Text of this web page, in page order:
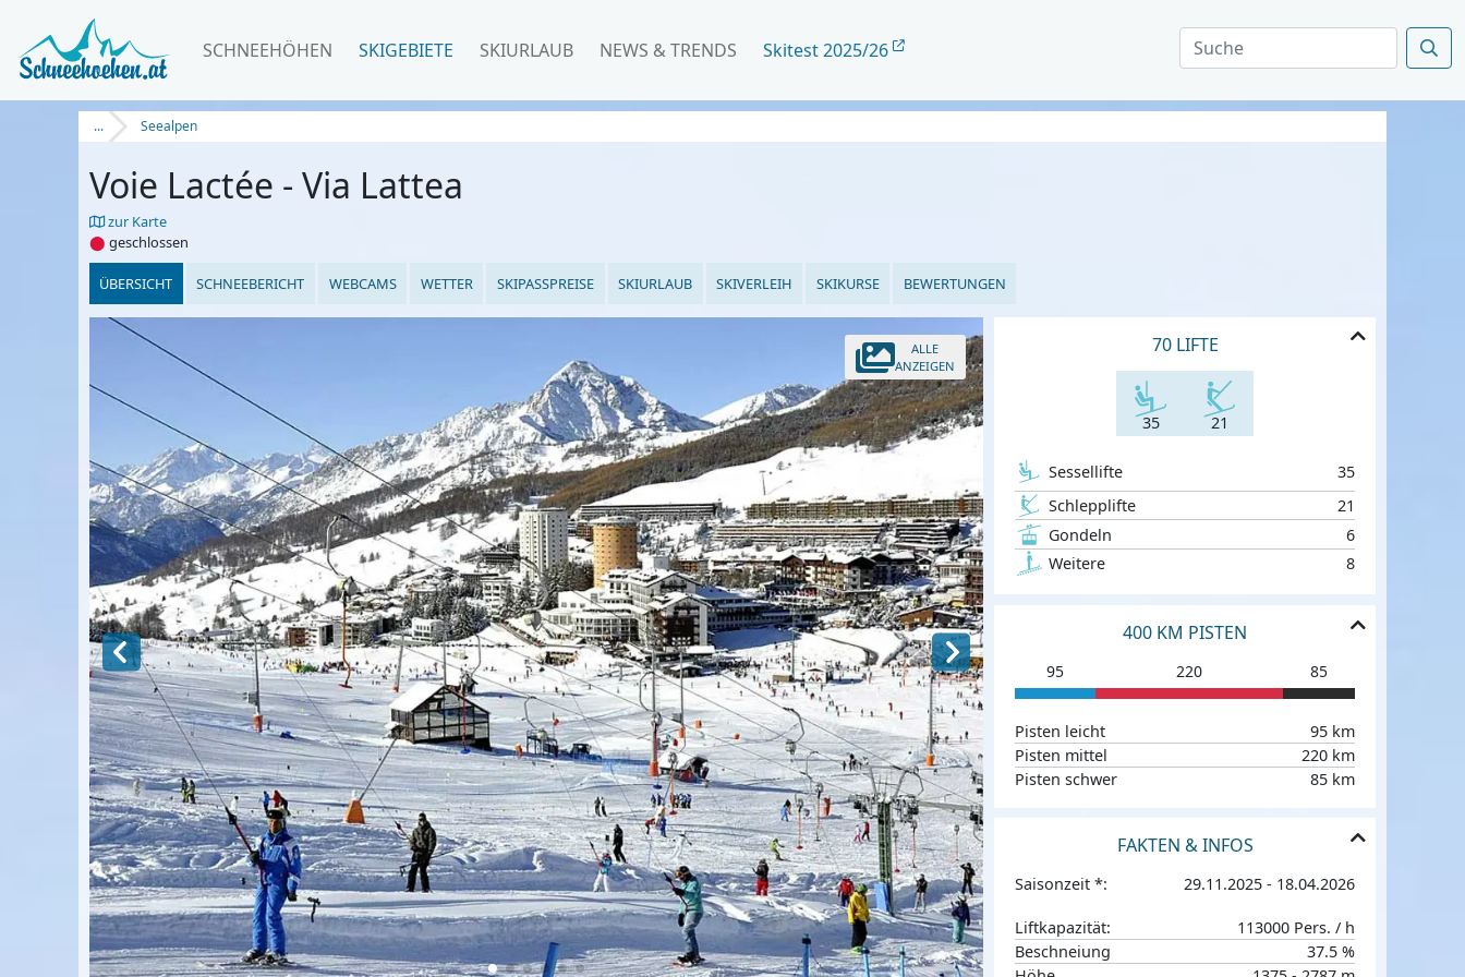
SCHNEEHÖHEN SKIGEBIETE SKIURLAUB NEWS & TRENDS Skitest 2025/26
... Seealpen
Voie Lactée - Via Lattea
zur Karte
⬤ geschlossen
ÜBERSICHT SCHNEEBERICHT WEBCAMS WETTER SKIPASSPREISE SKIURLAUB SKIVERLEIH SKIKURSE BEWERTUNGEN
ALLE
ANZEIGEN
70 LIFTE
35 21
Sessellifte
35
Schlepplifte
21
Gondeln
6
Weitere
8
400 KM PISTEN
95 220 85
Pisten leicht
95 km
Pisten mittel
220 km
Pisten schwer
85 km
FAKTEN & INFOS
Saisonzeit *: 29.11.2025 - 18.04.2026
Liftkapazität:
113000 Pers. / h
Beschneiung
37.5 %